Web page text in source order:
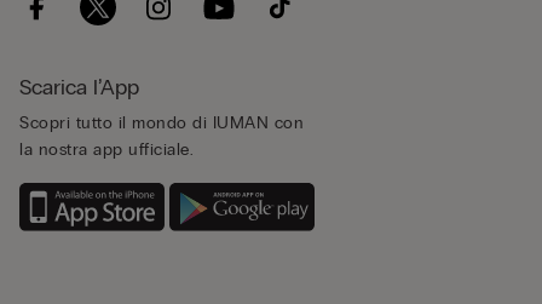
Scarica l’App
Scopri tutto il mondo di IUMAN con
la nostra app ufficiale.